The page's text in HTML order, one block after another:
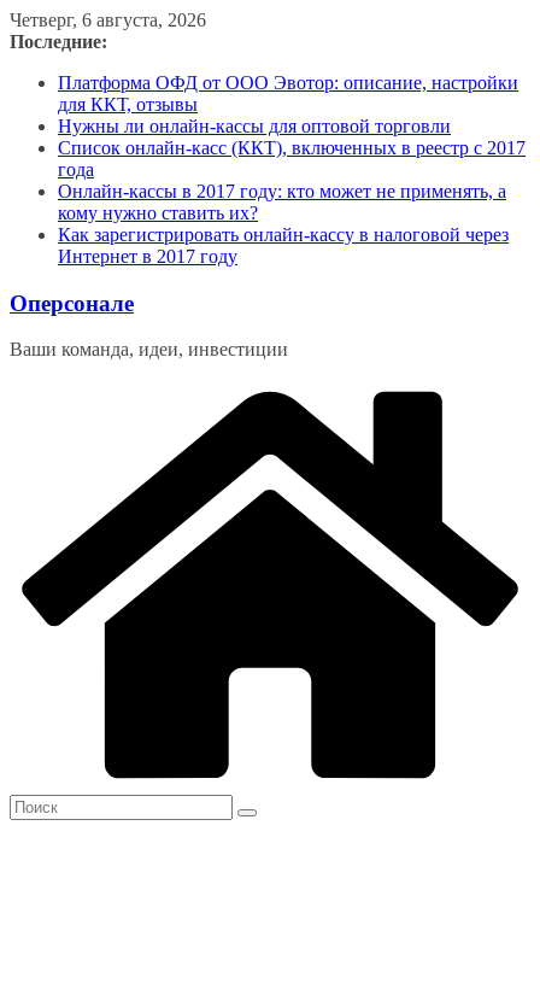
Перейти
к
Четверг, 6 августа, 2026
Последние:
Платформа ОФД от ООО Эвотор: описание, настройки
для ККТ, отзывы
Нужны ли онлайн-кассы для оптовой торговли
Список онлайн-касс (ККТ), включенных в реестр с 2017
года
Онлайн-кассы в 2017 году: кто может не применять, а
кому нужно ставить их?
Как зарегистрировать онлайн-кассу в налоговой через
Интернет в 2017 году
Оперсонале
Ваши команда, идеи, инвестиции